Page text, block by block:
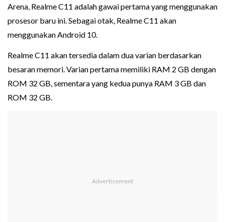
Arena, Realme C11 adalah gawai pertama yang menggunakan
prosesor baru ini. Sebagai otak, Realme C11 akan
menggunakan Android 10.
Realme C11 akan tersedia dalam dua varian berdasarkan
besaran memori. Varian pertama memiliki RAM 2 GB dengan
ROM 32 GB, sementara yang kedua punya RAM 3 GB dan
ROM 32 GB.